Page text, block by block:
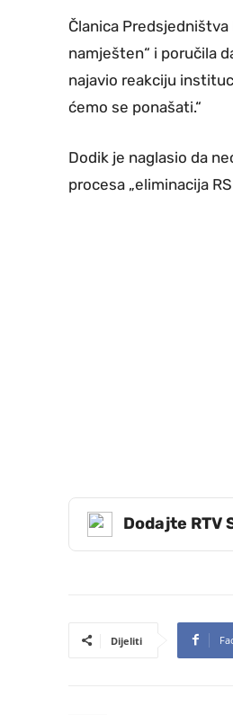
Članica
namješten“ i poručila
najavio reakciju
ćemo se ponašati.“
Dodik je naglasio da
procesa „eliminacija
Dodajte RTV
Dijeliti